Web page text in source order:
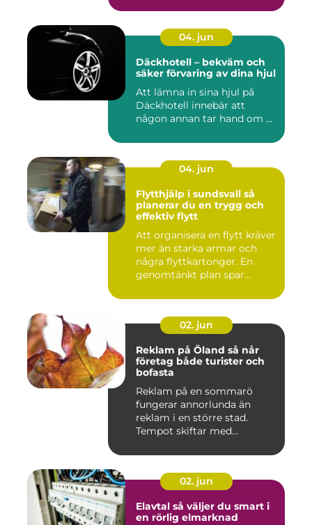
04. jun
Däckhotell – bekväm och
säker förvaring av dina hjul
Att lämna in sina hjul på
Däckhotell innebär att
någon annan tar hand om ...
04. jun
Flytthjälp i sundsvall så
planerar du en trygg och
effektiv flytt
Att organisera en flytt kräver
mer än starka armar och
några flyttkartonger. En
genomtänkt plan spar...
02. jun
Reklam på Öland så når
företag både turister och
bofasta
Reklam på en sommarö
fungerar annorlunda än
reklam i en större stad.
Tempot skiftar med
02. jun
Elavtal så väljer du smart i
en rörlig elmarknad